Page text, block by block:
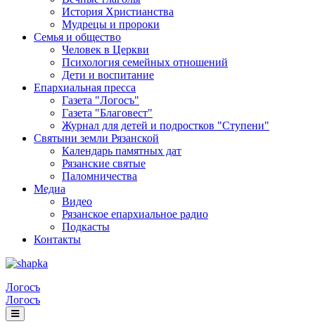
История Христианства
Мудрецы и пророки
Семья и общество
Человек в Церкви
Психология семейных отношений
Дети и воспитание
Епархиальная пресса
Газета "Логосъ"
Газета "Благовест"
Журнал для детей и подростков "Ступени"
Святыни земли Рязанской
Календарь памятных дат
Рязанские святые
Паломничества
Медиа
Видео
Рязанское епархиальное радио
Подкасты
Контакты
Логосъ
Логосъ